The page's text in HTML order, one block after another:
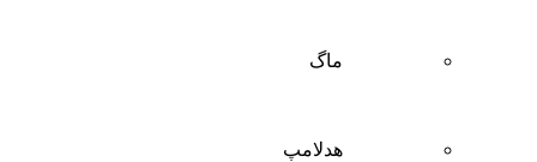
ماگ
هدلامپ